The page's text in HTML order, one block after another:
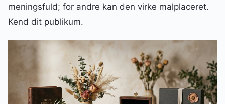
meningsfuld; for andre kan den virke malplaceret.
Kend dit publikum.